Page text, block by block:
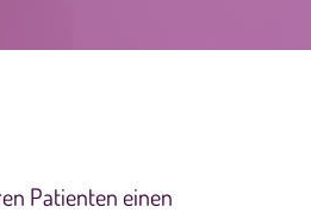
Patienten einen